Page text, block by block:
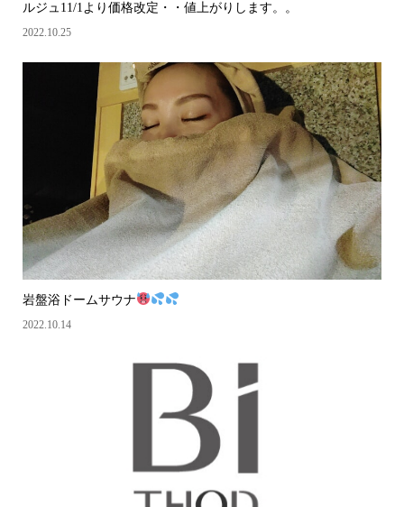
ルジュ11/1より価格改定・・値上がりします。。
2022.10.25
岩盤浴ドームサウナ
2022.10.14